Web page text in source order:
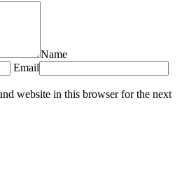
Name
Email
website in this browser for the next